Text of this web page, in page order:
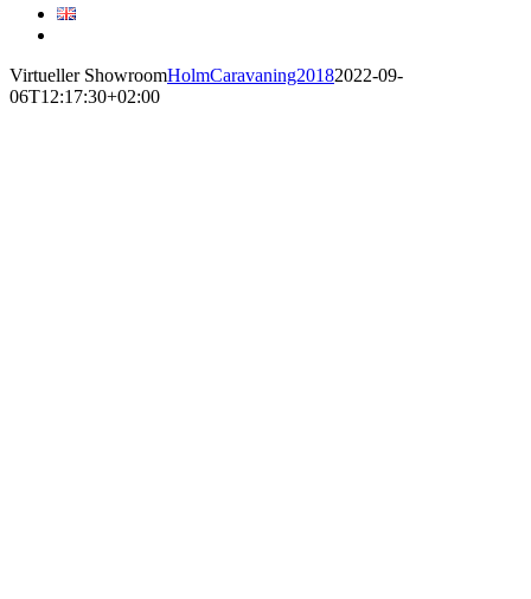
Virtueller ShowroomHolmCaravaning20182022-09-
06T12:17:30+02:00